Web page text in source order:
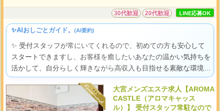
30代歓迎 20代歓迎 LINE応募OK
✨AIおしごとガイド。 (AI要約)
✨ 受付スタッフが常にいてくれるので、初めての方も安心して
スタートできますし、お客様を癒したいあなたの温かい気持ちを
活かして、自分らしく輝きながら高収入も目指せる素敵な環境で
すよ。
大宮メンズエステ求人【AROMA
CASTLE（アロマキャッス
ル）】 受付スタッフ常駐なので